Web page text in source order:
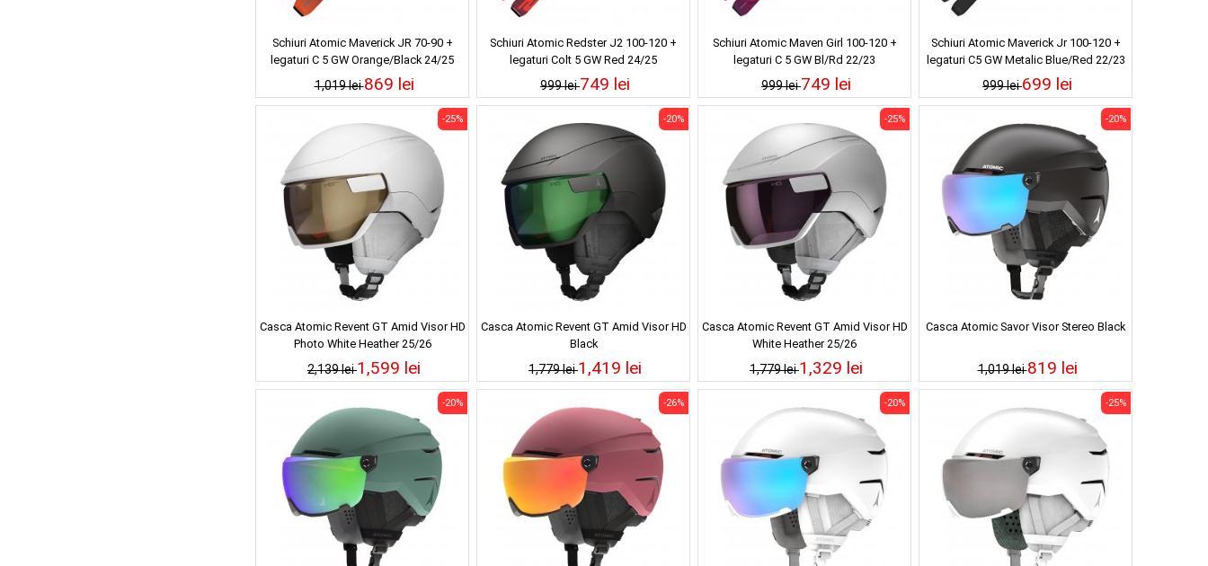
Schiuri Atomic Maverick JR 70-90 +
legaturi C 5 GW Orange/Black 24/25
1,019 lei869 lei
Schiuri Atomic Redster J2 100-120 +
legaturi Colt 5 GW Red 24/25
999 lei749 lei
Schiuri Atomic Maven Girl 100-120 +
legaturi C 5 GW Bl/Rd 22/23
999 lei749 lei
Schiuri Atomic Maverick Jr 100-120 +
legaturi C5 GW Metalic Blue/Red 22/23
999 lei699 lei
Casca Atomic Revent GT Amid Visor HD
Photo White Heather 25/26
2,139 lei
-25%
1,599 lei
Casca Atomic Revent GT Amid Visor HD
Black
1,779 lei
-20%
1,419 lei
Casca Atomic Revent GT Amid Visor HD
White Heather 25/26
1,779 lei
-25%
1,329 lei
Casca Atomic Savor Visor Stereo Black
1,019 lei
-20%
819 lei
-20% -26% -20% -25%